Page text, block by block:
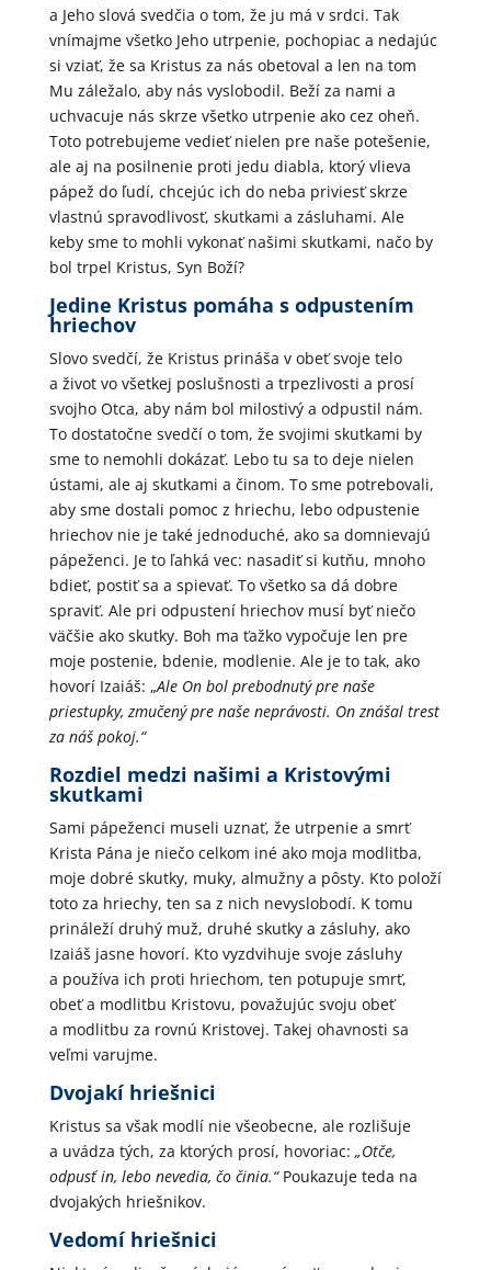
a Jeho slová svedčia o tom, že ju má v srdci. Tak
vnímajme všetko Jeho utrpenie, pochopiac a nedajúc
si vziať, že sa Kristus za nás obetoval a len na tom
Mu záležalo, aby nás vyslobodil. Beží za nami a
uchvacuje nás skrze všetko utrpenie ako cez oheň.
Toto potrebujeme vedieť nielen pre naše potešenie,
ale aj na posilnenie proti jedu diabla, ktorý vlieva
pápež do ľudí, chcejúc ich do neba priviesť skrze
vlastnú spravodlivosť, skutkami a zásluhami. Ale
keby sme to mohli vykonať našimi skutkami, načo by
bol trpel Kristus, Syn Boží?
Jedine Kristus pomáha s odpustením
hriechov
Slovo svedčí, že Kristus prináša v obeť svoje telo
a život vo všetkej poslušnosti a trpezlivosti a prosí
svojho Otca, aby nám bol milostivý a odpustil nám.
To dostatočne svedčí o tom, že svojimi skutkami by
sme to nemohli dokázať. Lebo tu sa to deje nielen
ústami, ale aj skutkami a činom. To sme potrebovali,
aby sme dostali pomoc z hriechu, lebo odpustenie
hriechov nie je také jednoduché, ako sa domnievajú
pápeženci. Je to ľahká vec: nasadiť si kutňu, mnoho
bdieť, postiť sa a spievať. To všetko sa dá dobre
spraviť. Ale pri odpustení hriechov musí byť niečo
väčšie ako skutky. Boh ma ťažko vypočuje len pre
moje postenie, bdenie, modlenie. Ale je to tak, ako
hovorí Izaiáš: „Ale On bol prebodnutý pre naše
priestupky, zmučený pre naše neprávosti. On znášal trest
za náš pokoj.“
Rozdiel medzi našimi a Kristovými
skutkami
Sami pápeženci museli uznať, že utrpenie a smrť
Krista Pána je niečo celkom iné ako moja modlitba,
moje dobré skutky, muky, almužny a pôsty. Kto položí
toto za hriechy, ten sa z nich nevyslobodí. K tomu
prináleží druhý muž, druhé skutky a zásluhy, ako
Izaiáš jasne hovorí. Kto vyzdvihuje svoje zásluhy
a používa ich proti hriechom, ten potupuje smrť,
obeť a modlitbu Kristovu, považujúc svoju obeť
a modlitbu za rovnú Kristovej. Takej ohavnosti sa
veľmi varujme.
Dvojakí hriešnici
Kristus sa však modlí nie všeobecne, ale rozlišuje
a uvádza tých, za ktorých prosí, hovoriac: „Otče,
odpusť in, lebo nevedia, čo činia.“Poukazuje teda na
dvojakých hriešnikov.
Vedomí hriešnici